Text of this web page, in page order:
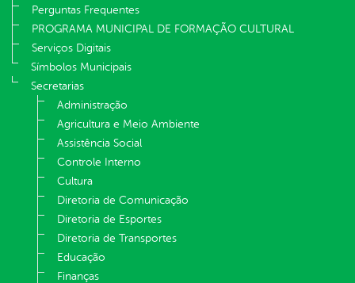
Perguntas Frequentes
PROGRAMA MUNICIPAL DE FORMAÇÃO CULTURAL
Serviços Digitais
Símbolos Municipais
Secretarias
Administração
Agricultura e Meio Ambiente
Assistência Social
Controle Interno
Cultura
Diretoria de Comunicação
Diretoria de Esportes
Diretoria de Transportes
Educação
Finanças